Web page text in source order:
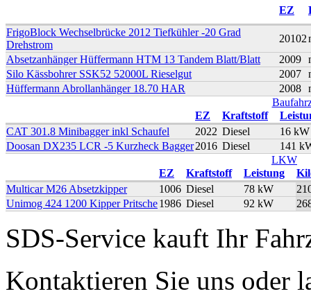
EZ
FrigoBlock Wechselbrücke 2012 Tiefkühler -20 Grad
Drehstrom
20102
Absetzanhänger Hüffermann HTM 13 Tandem Blatt/Blatt
2009
Silo Kässbohrer SSK52 52000L Rieselgut
2007
Hüffermann Abrollanhänger 18.70 HAR
2008
EZ
Kraftstoff
CAT 301.8 Minibagger inkl Schaufel
2022 Diesel
16 kW
Doosan DX235 LCR -5 Kurzheck Bagger2016 Diesel
141
LKW
EZ
Kraftstoff Leistung
Multicar M26 Absetzkipper
1006 Diesel 78 kW
Unimog 424 1200 Kipper Pritsche1986 Diesel 92 kW
SDS-Service kauft Ihr
Kontaktieren Sie uns oder